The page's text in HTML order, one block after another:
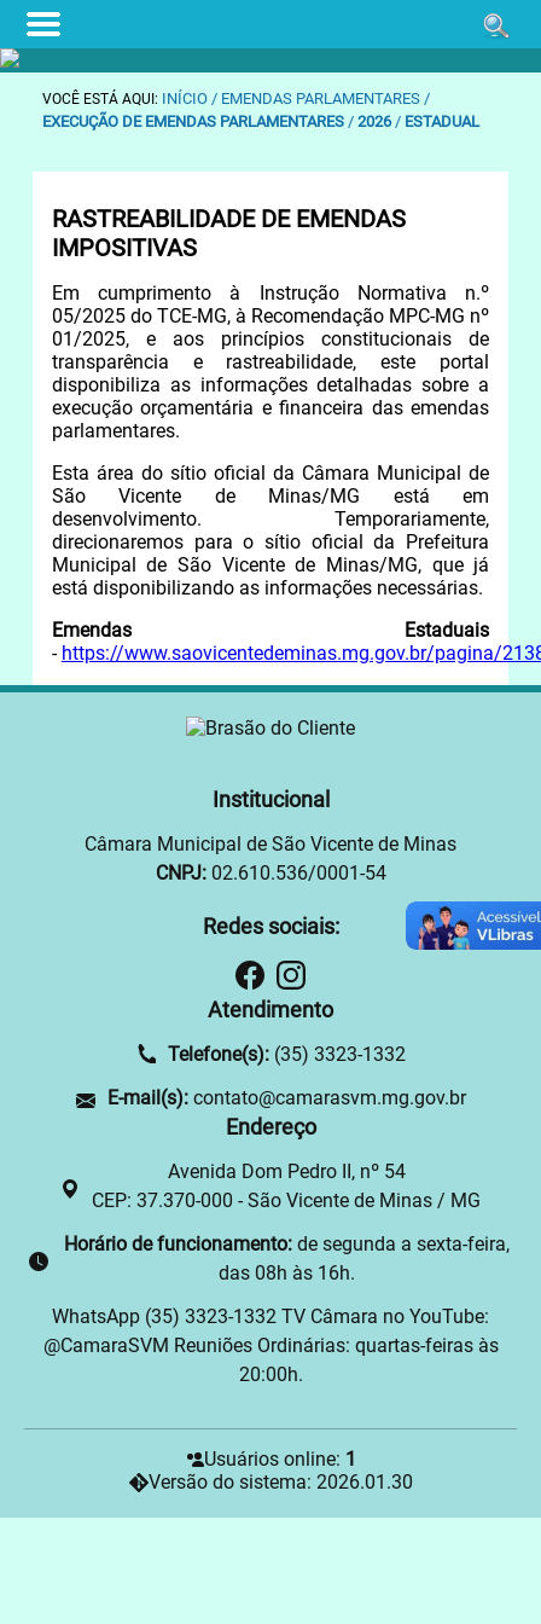
VOCÊ ESTÁ AQUI: INÍCIO / EMENDAS PARLAMENTARES /
EXECUÇÃO DE EMENDAS PARLAMENTARES / 2026/ ESTADUAL
RASTREABILIDADE DE EMENDAS
IMPOSITIVAS
Em cumprimento à Instrução Normativa n.º
05/2025 do TCE-MG, à Recomendação MPC-MG nº
01/2025, e aos princípios constitucionais de
transparência e rastreabilidade, este portal
disponibiliza as informações detalhadas sobre a
execução orçamentária e financeira das emendas
parlamentares.
Esta área do sítio oficial da Câmara Municipal de
São Vicente de Minas/MG está em
desenvolvimento. Temporariamente,
direcionaremos para o sítio oficial da Prefeitura
Municipal de São Vicente de Minas/MG, que já
está disponibilizando as informações necessárias.
Emendas Estaduais
- https://www.saovicentedeminas.mg.gov.br/pagina/
Institucional
Câmara Municipal de São Vicente de Minas
CNPJ: 02.610.536/0001-54
Redes sociais:
Atendimento
Telefone(s): (35) 3323-1332
E-mail(s): contato@camarasvm.mg.gov.br
Endereço
Avenida Dom Pedro II, nº 54
CEP: 37.370-000 - São Vicente de Minas / MG
Horário de funcionamento: de segunda a sexta-feira,
das 08h às 16h.
WhatsApp (35) 3323-1332 TV Câmara no YouTube:
@CamaraSVM Reuniões Ordinárias: quartas-feiras às
20:00h.
Usuários online: 1
Versão do sistema: 2026.01.30